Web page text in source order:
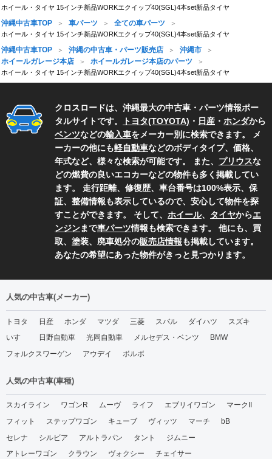
ホイール・タイヤ 15インチ新品WORKエクイップ40(SGL)4本set新品タイヤ
沖縄中古車TOP 車パーツ 全ての車パーツ
ホイール・タイヤ 15インチ新品WORKエクイップ40(SGL)4本set新品タイヤ
沖縄中古車TOP 沖縄の中古車・パーツ販売店
沖縄市
ホイールガレージ本店
ホイールガレージ本店のパーツ
ホイール・タイヤ 15インチ新品WORKエクイップ40(SGL)4本set新品タイヤ
クロスロードは、沖縄最大の中古車・パーツ情報ポー
タルサイトです。
トヨタ(TOYOTA) ・ 日産 ・ ホンダから
ベンツなどの輸入車をメーカー別に検索できます。 メ
ーカーの他にも軽自動車などのボディタイプ、価格、
年式など、様々な検索が可能です。 また、 プリウスな
どの燃費の良いエコカーなどの物件も多く掲載してい
ます。 走行距離、修復歴、車台番号は100%表示、保
証、整備情報も表示しているので、安心して物件を探
すことができます。 そして、 ホイール、 タイヤからエ
ンジンまで車パーツ情報も検索できます。 他にも、買
取、塗装、廃車処分の販売店情報も掲載しています。
あなたの希望にあった物件がきっと見つかります。
人気の中古車(メーカー)
トヨタ 日産 ホンダ マツダ 三菱 スバル ダイハツ
スズキ
いすゞ
日野自動車 光岡自動車 メルセデス・ベンツ
BMW
フォルクスワーゲン
アウデイ ボルボ
人気の中古車(車種)
スカイライン ワゴンR ムーヴ ライフ エブリイワゴン
マークII
フィット
ステップワゴン キューブ ヴィッツ マーチ
bB
セレナ
シルビア アルトラパン タント
ジムニー
アトレーワゴン
クラウン ヴォクシー チェイサー